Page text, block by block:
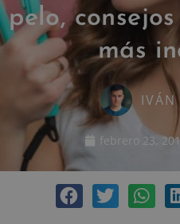
pelo,
más
IVÁN
febrero 23,